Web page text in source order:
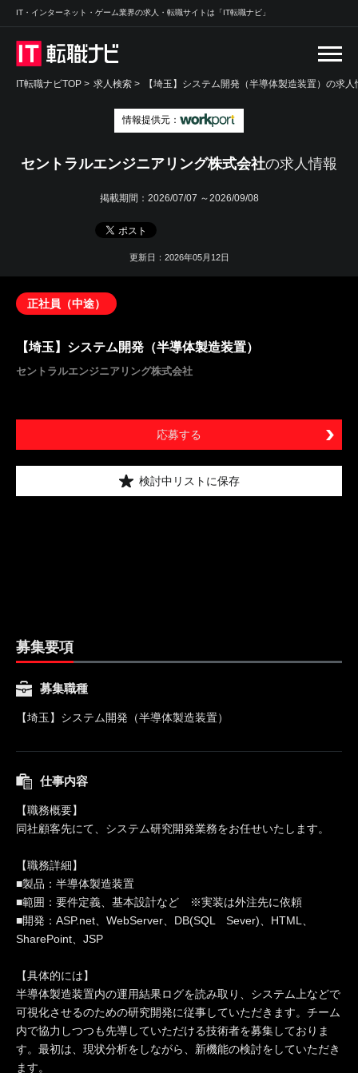
IT・インターネット・ゲーム業界の求人・転職サイトは「IT転職ナビ」
IT転職ナビTOP > 求人検索 > 【埼玉】システム開発（半導体製造装置）の求人
情報提供元：
セントラルエンジニアリング株式会社の求人情報
掲載期間： 2026/07/07 ～2026/09/08
更新日：2026年05月12日
正社員（中途）
【埼玉】システム開発（半導体製造装置）
セントラルエンジニアリング株式会社
応募する
検討中リストに保存
募集要項
募集職種
【埼玉】システム開発（半導体製造装置）
仕事内容
【職務概要】
同社顧客先にて、システム研究開発業務をお任せいたします。
【職務詳細】
■製品：半導体製造装置
■範囲：要件定義、基本設計など ※実装は外注先に依頼
■開発：ASP.net、WebServer、DB(SQL Sever)、HTML、
SharePoint、JSP
【具体的には】
半導体製造装置内の運用結果ログを読み取り、システム上などで
可視化させるのための研究開発に従事していただきます。チーム
内で協力しつつも先導していただける技術者を募集しておりま
す。最初は、現状分析をしながら、新機能の検討をしていただき
ます。